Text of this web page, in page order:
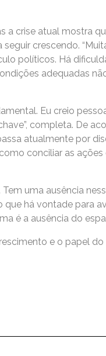
a crise atual mostra
crescendo.
políticos. Há
adequadas
Eu creio
completa. De
atualmente por
conciliar as
uma ausência
há vontade para
é a ausência do
e o papel